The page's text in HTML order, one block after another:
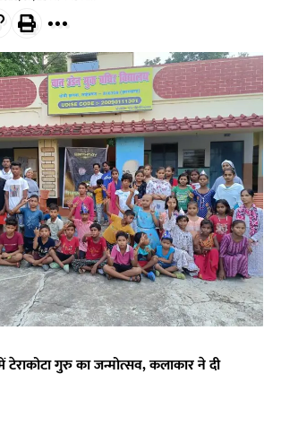
टेराकोटा गुरु का जन्मोत्सव, कलाकार ने दी